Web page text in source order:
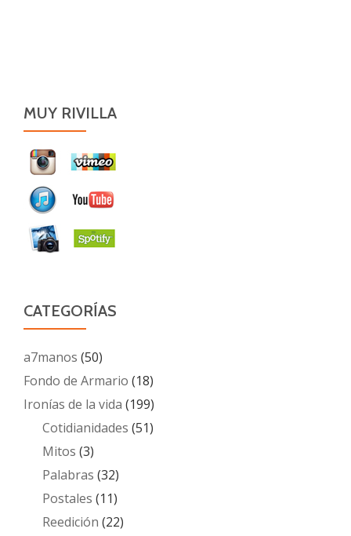
MUY RIVILLA
CATEGORÍAS
a7manos (50)
Fondo de Armario (18)
Ironías de la vida (199)
Cotidianidades (51)
Mitos (3)
Palabras (32)
Postales (11)
Reedición (22)